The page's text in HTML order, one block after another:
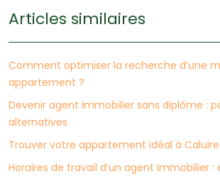
Articles similaires
Comment optimiser la recherche d’une
appartement ?
Devenir agent immobilier sans diplôme :
alternatives
Trouver votre appartement idéal à
Horaires de travail d’un agent immobilier